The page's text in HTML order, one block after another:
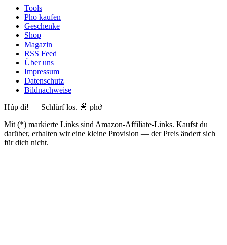
Tools
Pho kaufen
Geschenke
Shop
Magazin
RSS Feed
Über uns
Impressum
Datenschutz
Bildnachweise
Húp đi! — Schlürf los. 🍜 phở
Mit (*) markierte Links sind Amazon-Affiliate-Links. Kaufst du
darüber, erhalten wir eine kleine Provision — der Preis ändert sich
für dich nicht.